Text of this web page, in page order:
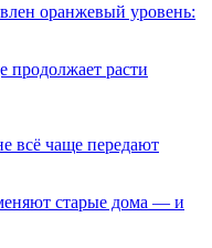
оранжевый уровень:
продолжает расти
всё чаще передают
старые дома — и